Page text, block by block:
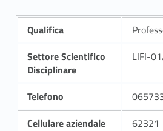
Qualifica
Settore Scientifico
Disciplinare
LIFI-
Telefono
Cellulare aziendale
62321